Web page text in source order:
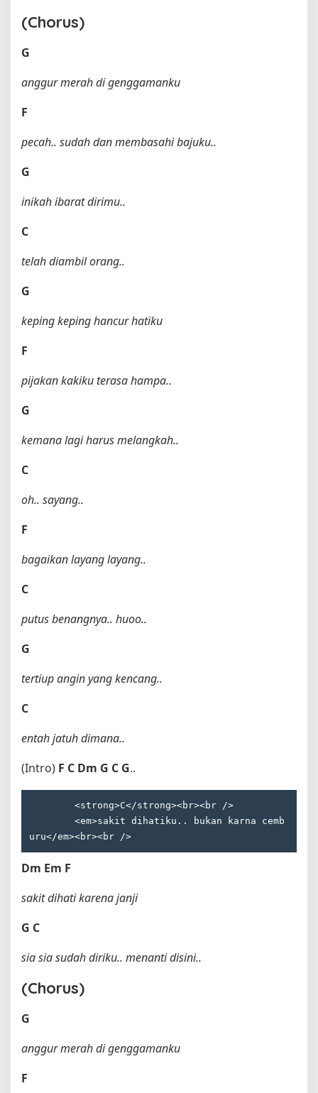
(Chorus)
G
anggur merah di genggamanku
F
pecah.. sudah dan membasahi bajuku..
G
inikah ibarat dirimu..
C
telah diambil orang..
G
keping keping hancur hatiku
F
pijakan kakiku terasa hampa..
G
kemana lagi harus melangkah..
C
oh.. sayang..
F
bagaikan layang layang..
C
putus benangnya.. huoo..
G
tertiup angin yang kencang..
C
entah jatuh dimana..
(Intro) F C Dm G C G..
Dm Em F
sakit dihati karena janji
G C
sia sia sudah diriku.. menanti disini..
(Chorus)
G
anggur merah di genggamanku
F